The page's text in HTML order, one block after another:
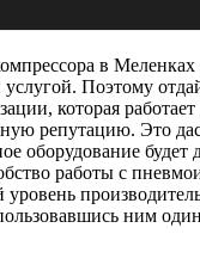
в Меленках
Поэтому
которая
репутацию. Это
оборудование будет
работы с
уровень
ним